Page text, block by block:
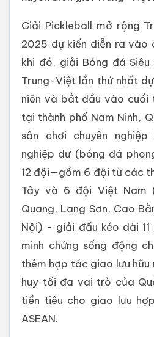
Giải Pickleball mở rộng
2025 dự kiến diễn ra vào
khi đó, giải Bóng đá
Trung-Việt lần thứ nhất
niên và bắt đầu vào cuối
tại thành phố Nam Ninh,
sân chơi chuyên
nghiệp dư (bóng đá
12 đội—gồm 6 đội từ các
Tây và 6 đội Việt Nam
Quang, Lạng Sơn, Cao
Nội) - giải đấu kéo dài
minh chứng sống động
thêm hợp tác giao lưu
huy tối đa vai trò của
tiền tiêu cho giao lưu
ASEAN.